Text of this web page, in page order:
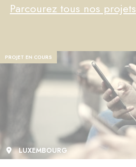
Parcourez tous nos projets
PROJET EN COURS
LUXEMBOURG